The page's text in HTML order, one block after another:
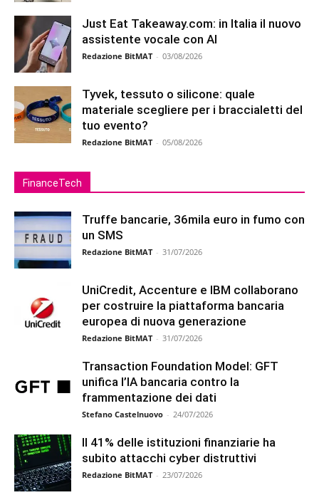
Just Eat Takeaway.com: in Italia il nuovo
assistente vocale con AI
Redazione BitMAT - 03/08/2026
Tyvek, tessuto o silicone: quale
materiale scegliere per i braccialetti del
tuo evento?
Redazione BitMAT - 05/08/2026
FinanceTech
Truffe bancarie, 36mila euro in fumo con
un SMS
Redazione BitMAT - 31/07/2026
UniCredit, Accenture e IBM collaborano
per costruire la piattaforma bancaria
europea di nuova generazione
Redazione BitMAT - 31/07/2026
Transaction Foundation Model: GFT
unifica l’IA bancaria contro la
frammentazione dei dati
Stefano Castelnuovo - 24/07/2026
Il 41% delle istituzioni finanziarie ha
subito attacchi cyber distruttivi
Redazione BitMAT - 23/07/2026